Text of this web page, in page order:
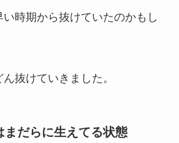
時期から抜けていたのかもし
抜けていきました。
まだらに生えてる状態